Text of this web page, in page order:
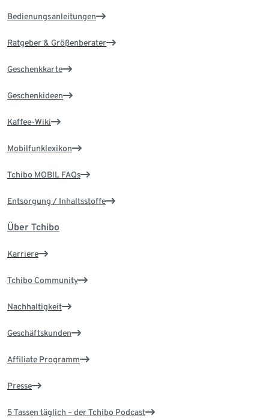
Bedienungsanleitungen
Ratgeber & Größenberater
Geschenkkarte
Geschenkideen
Kaffee-Wiki
Mobilfunklexikon
Tchibo MOBIL FAQs
Entsorgung / Inhaltsstoffe
Über Tchibo
Karriere
Tchibo Community
Nachhaltigkeit
Geschäftskunden
Affiliate Programm
Presse
5 Tassen täglich – der Tchibo Podcast